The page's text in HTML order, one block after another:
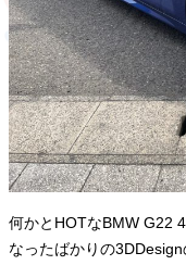
何かとHOTなBMW G22
なったばかりの